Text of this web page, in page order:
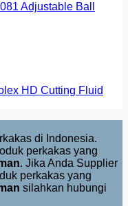
Adjustable Ball
HD Cutting Fluid
di Indonesia.
perkakas yang
. Jika Anda Supplier
perkakas yang
silahkan hubungi